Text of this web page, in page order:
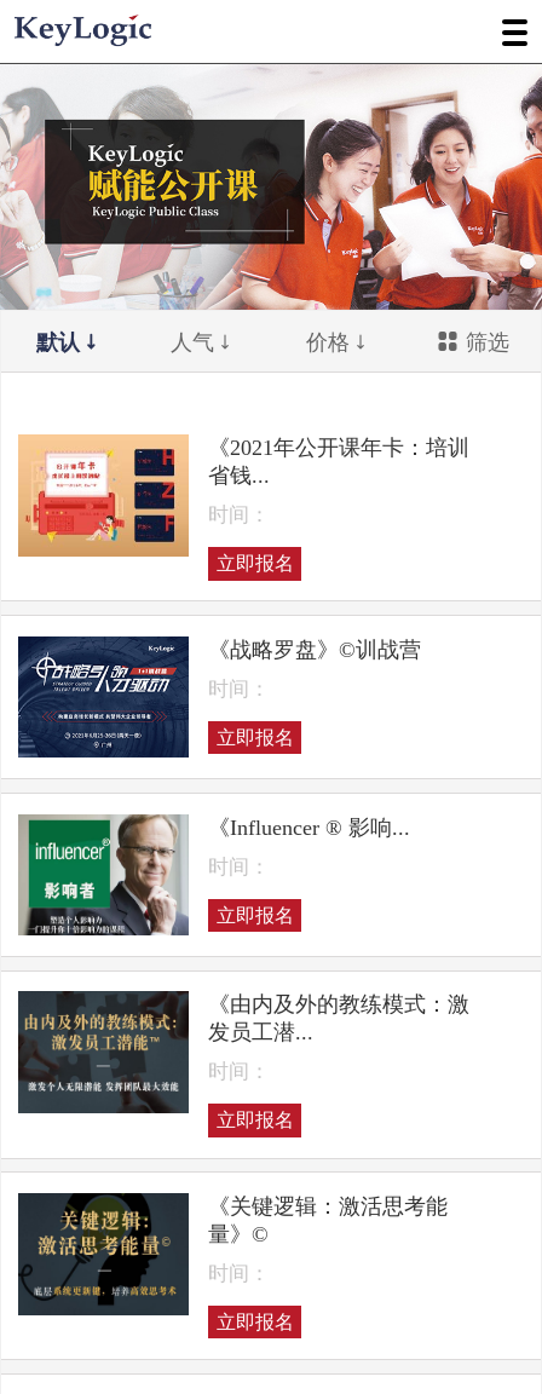
默认 人气 价格 筛选
《2021年公开课年卡：培训
省钱...
时间：
立即报名
《战略罗盘》©训战营
时间：
立即报名
《Influencer ® 影响...
时间：
立即报名
《由内及外的教练模式：激
发员工潜...
时间：
立即报名
《关键逻辑：激活思考能
量》©
时间：
立即报名